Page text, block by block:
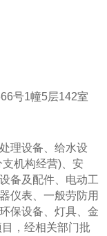
号1幢5层142室
理设备、给水设
机构经营)、安
备及配件、电动工
仪表、一般劳防用
保设备、灯具、金
，经相关部门批